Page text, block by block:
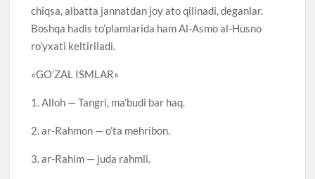
chiqsa, albatta jannatdan joy ato qilinadi, deganlar.
Boshqa hadis to’plamlarida ham Al-Asmo al-Husno
ro’yxati keltiriladi.
«GO’ZAL ISMLAR»
1. Alloh — Tangri, ma’budi bar haq.
2. ar-Rahmon — o’ta mehribon.
3. ar-Rahim — juda rahmli.